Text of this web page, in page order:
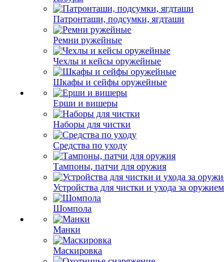
Патронташи, подсумки, ягдташи
Ремни ружейные
Чехлы и кейсы оружейные
Шкафы и сейфы оружейные
Ерши и вишеры
Наборы для чистки
Средства по уходу
Тампоны, патчи для оружия
Устройства для чистки и ухода за оружием
Шомпола
Манки
Маскировка